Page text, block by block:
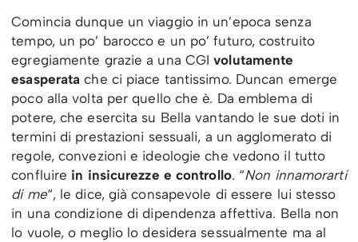
Comincia dunque un viaggio in un’epoca senza
tempo, un po’ barocco e un po’ futuro, costruito
egregiamente grazie a una CGIvolutamente
esasperata che ci piace tantissimo. Duncan emerge
poco alla volta per quello che è. Da emblema di
potere, che esercita su Bella vantando le sue doti in
termini di prestazioni sessuali, a un agglomerato di
regole, convezioni e ideologie che vedono il tutto
confluire in insicurezze e controllo. “Non innamorarti
di me“, le dice, già consapevole di essere lui stesso
in una condizione di dipendenza affettiva. Bella non
lo vuole, o meglio lo desidera sessualmente ma al